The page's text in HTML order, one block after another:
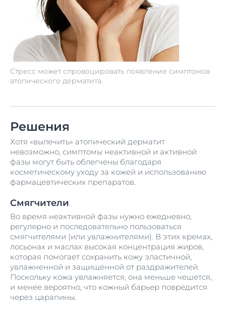
Стресс может спровоцировать появление симптомов
атопического дерматита.
Решения
Хотя «вылечить» атопический дерматит
невозможно, симптомы неактивной и активной
фазы могут быть облегчены благодаря
косметическому уходу за кожей и использованию
фармацевтических препаратов.
Смягчители
Во время неактивной фазы нужно ежедневно,
регулярно и последовательно пользоваться
смягчителями (или увлажнителями). В этих кремах,
лосьонах и маслах высокая концентрация жиров,
которая помогает сохранить кожу эластичной,
увлажненной и защищенной от раздражителей.
Поскольку кожа увлажняется, она меньше чешется,
и менее вероятно, что кожный барьер повредится
через царапины.